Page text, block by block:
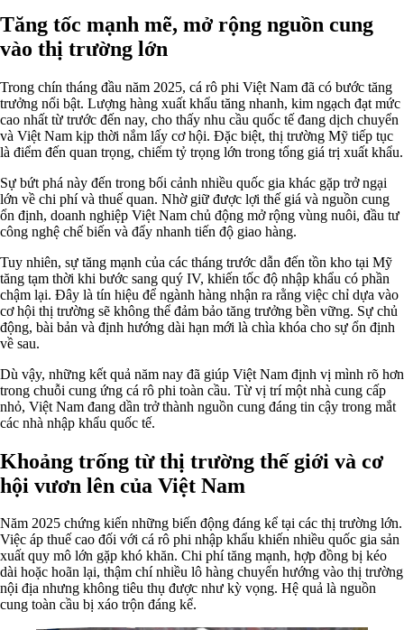
Tăng tốc mạnh mẽ, mở rộng nguồn cung
vào thị trường lớn
Trong chín tháng đầu năm 2025, cá rô phi Việt Nam đã có bước tăng
trưởng nổi bật. Lượng hàng xuất khẩu tăng nhanh, kim ngạch đạt mức
cao nhất từ trước đến nay, cho thấy nhu cầu quốc tế đang dịch chuyển
và Việt Nam kịp thời nắm lấy cơ hội. Đặc biệt, thị trường Mỹ tiếp tục
là điểm đến quan trọng, chiếm tỷ trọng lớn trong tổng giá trị xuất khẩu.
Sự bứt phá này đến trong bối cảnh nhiều quốc gia khác gặp trở ngại
lớn về chi phí và thuế quan. Nhờ giữ được lợi thế giá và nguồn cung
ổn định, doanh nghiệp Việt Nam chủ động mở rộng vùng nuôi, đầu tư
công nghệ chế biến và đẩy nhanh tiến độ giao hàng.
Tuy nhiên, sự tăng mạnh của các tháng trước dẫn đến tồn kho tại Mỹ
tăng tạm thời khi bước sang quý IV, khiến tốc độ nhập khẩu có phần
chậm lại. Đây là tín hiệu để ngành hàng nhận ra rằng việc chỉ dựa vào
cơ hội thị trường sẽ không thể đảm bảo tăng trưởng bền vững. Sự chủ
động, bài bản và định hướng dài hạn mới là chìa khóa cho sự ổn định
về sau.
Dù vậy, những kết quả năm nay đã giúp Việt Nam định vị mình rõ hơn
trong chuỗi cung ứng cá rô phi toàn cầu. Từ vị trí một nhà cung cấp
nhỏ, Việt Nam đang dần trở thành nguồn cung đáng tin cậy trong mắt
các nhà nhập khẩu quốc tế.
Khoảng trống từ thị trường thế giới và cơ
hội vươn lên của Việt Nam
Năm 2025 chứng kiến những biến động đáng kể tại các thị trường lớn.
Việc áp thuế cao đối với cá rô phi nhập khẩu khiến nhiều quốc gia sản
xuất quy mô lớn gặp khó khăn. Chi phí tăng mạnh, hợp đồng bị kéo
dài hoặc hoãn lại, thậm chí nhiều lô hàng chuyển hướng vào thị trường
nội địa nhưng không tiêu thụ được như kỳ vọng. Hệ quả là nguồn
cung toàn cầu bị xáo trộn đáng kể.